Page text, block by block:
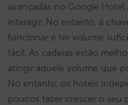
avançadas no Google
interagir. No entanto, a
funcionar é ter volume
fácil. As cadeias estão
atingir aquele volume que
No entanto, os hotéis
poucos fazer crescer o seu